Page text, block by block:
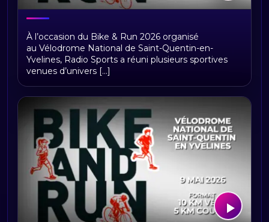
Sport féminin, réseaux sociaux et
violences psychologiques : la parole
se libère au Bike & Run 2026 du
Vélodrome National de Saint-Quentin-
en-Yvelines
À l’occasion du Bike & Run 2026 organisé
au Vélodrome National de Saint-Quentin-en-
Yvelines, Radio Sports a réuni plusieurs sportives
venues d’univers [...]